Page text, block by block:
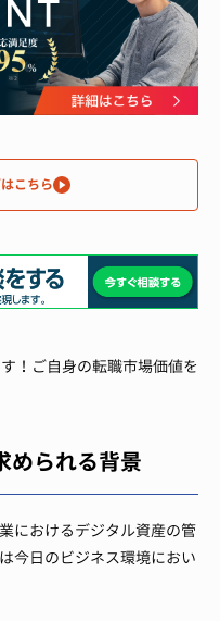
こちら
！ご自身の転職市場価値を
められる背景
におけるデジタル資産の管
今日のビジネス環境におい